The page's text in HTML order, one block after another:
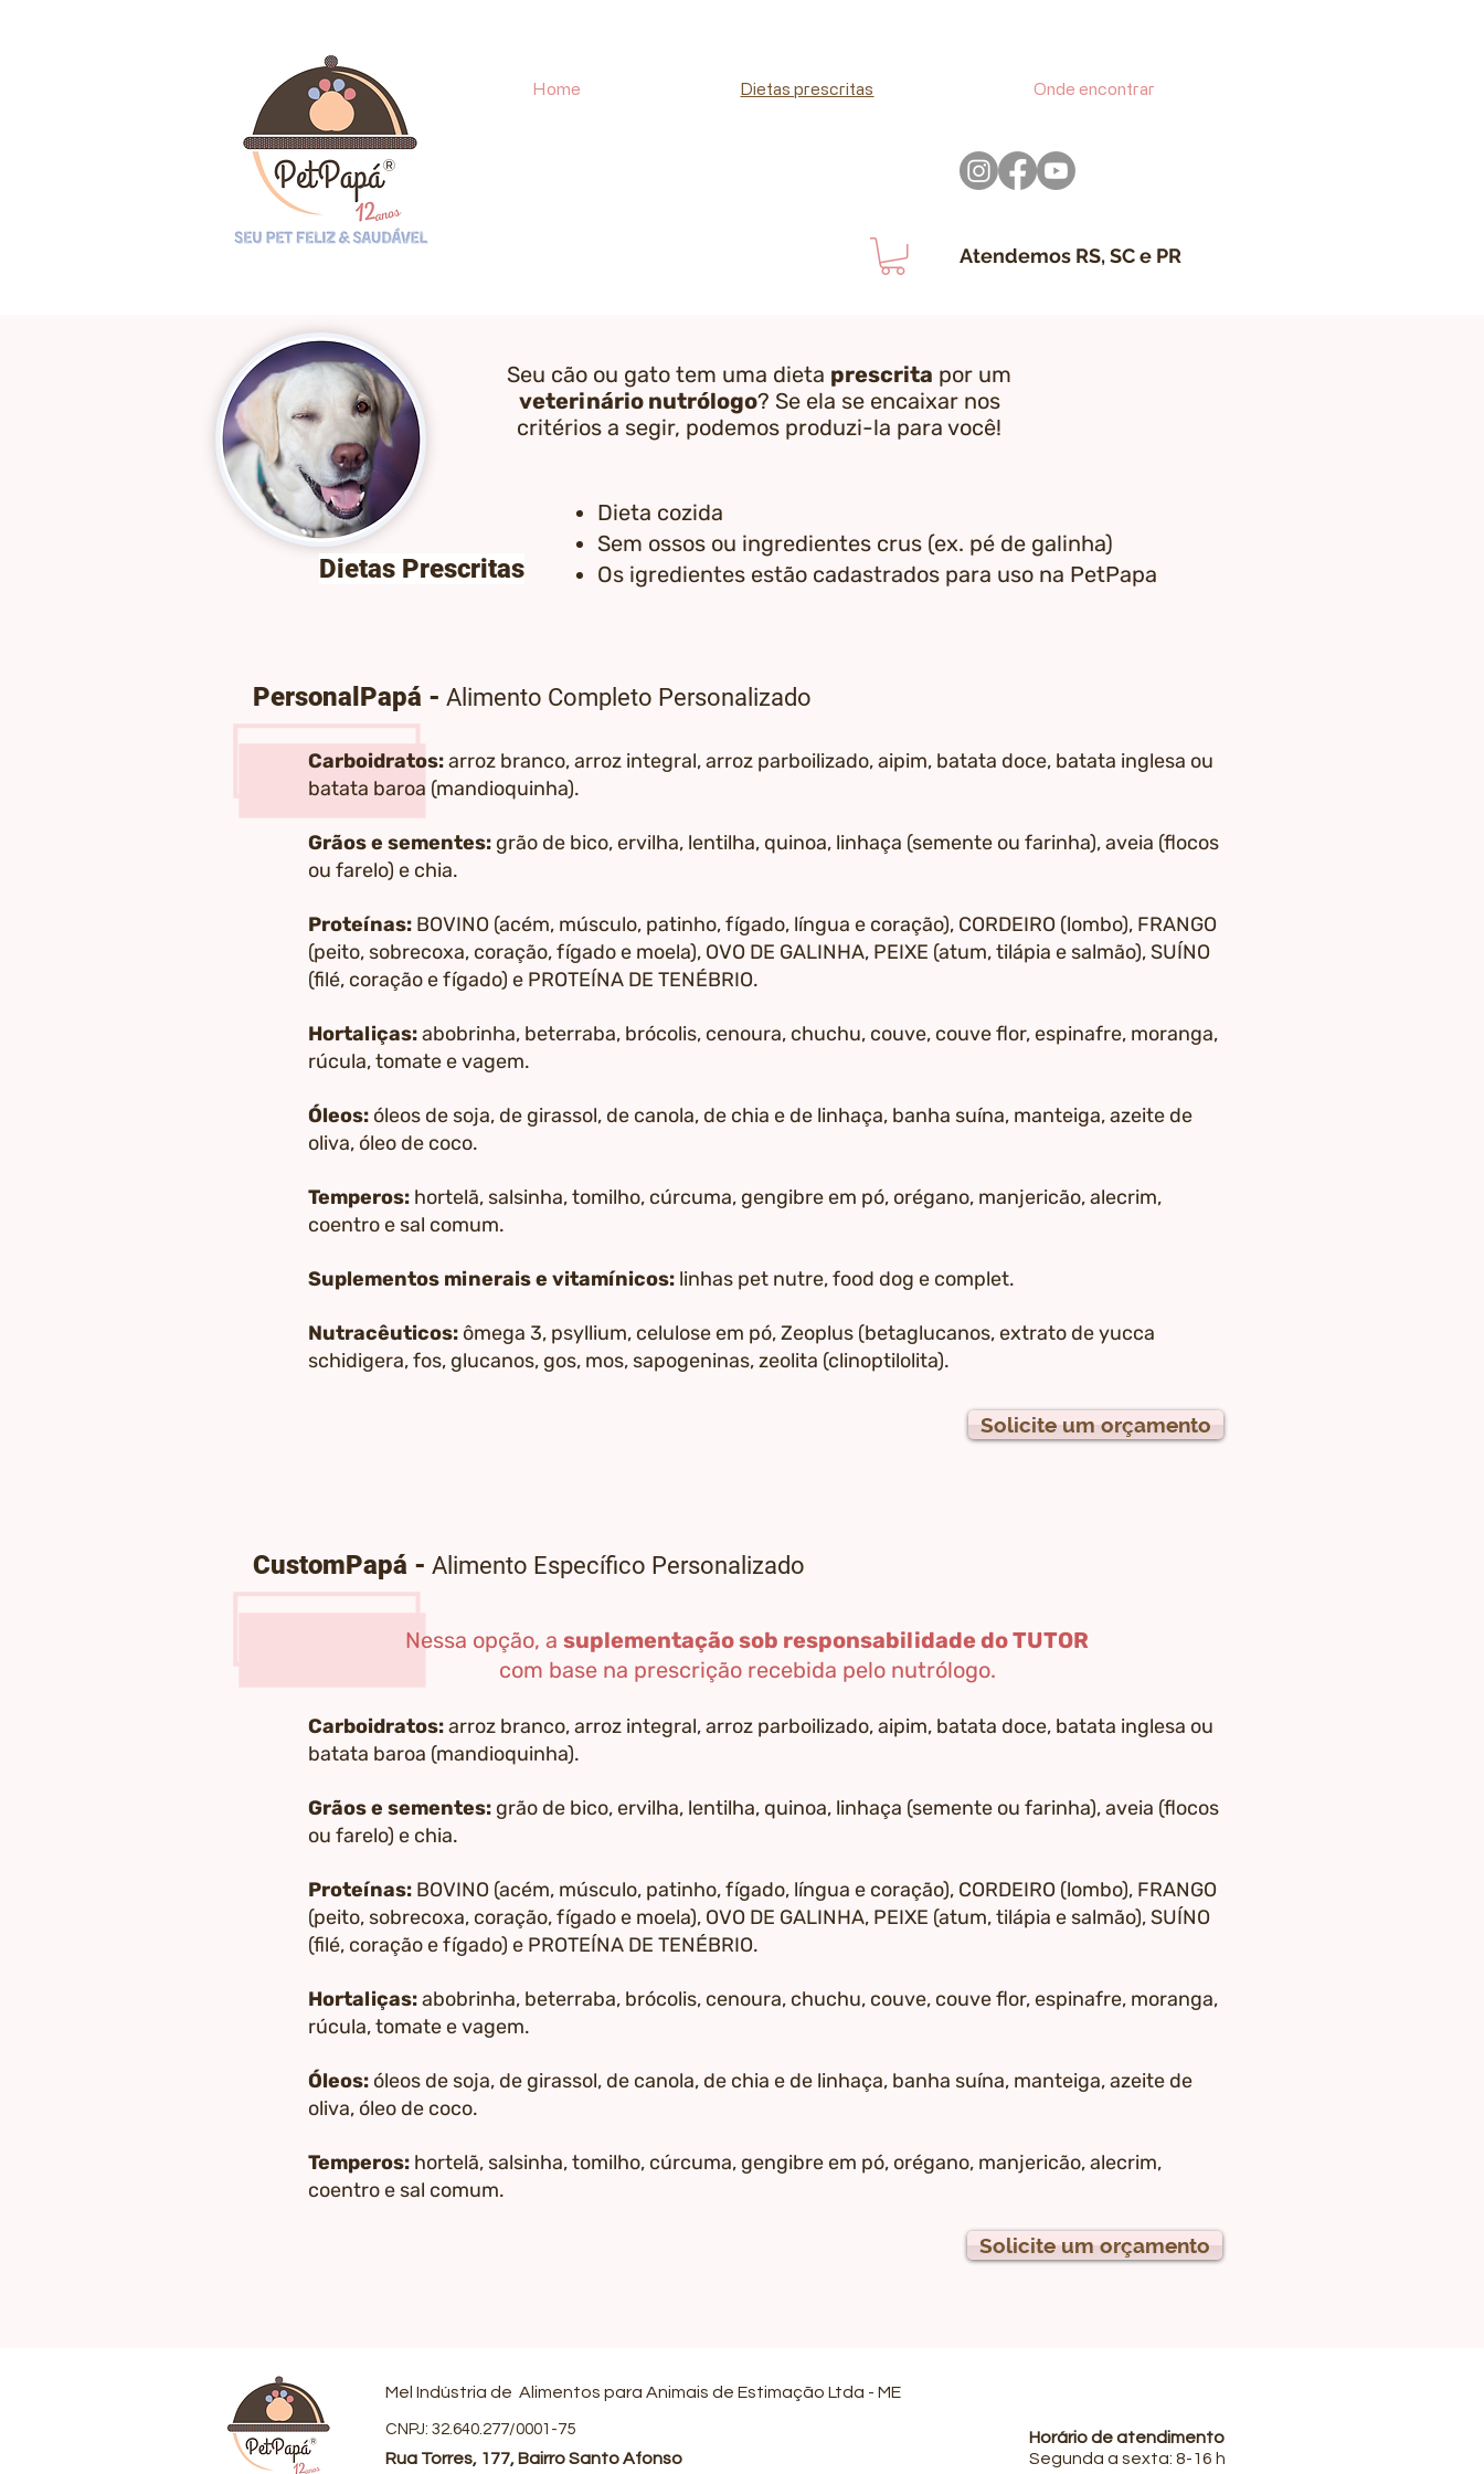
Home Dietas prescritas Onde encontrar
Atendemos​ RS, SC e PR
Dietas Prescritas
Seu cão ou gato tem uma dieta prescrita por um
veterinário nutrólogo? Se ela se encaixar nos
critérios a segir, podemos produzi-la para você!
Dieta cozida
Sem ossos ou ingredientes crus (ex. pé de galinha)
Os igredientes estão cadastrados para uso na PetPapa
Solicite um orçamento
PersonalPapá - Alimento Completo Personalizado
Carboidratos:arroz branco, arroz integral, arroz parboilizado, aipim, batata doce, batata inglesa ou
batata baroa (mandioquinha).
Grãos e sementes: grão de bico, ervilha, lentilha, quinoa, linhaça (semente ou farinha), aveia (flocos
ou farelo) e chia.
Proteínas: BOVINO (acém, músculo, patinho, fígado, língua e coração), CORDEIRO (lombo), FRANGO
(peito, sobrecoxa, coração, fígado e moela), OVO DE GALINHA, PEIXE (atum, tilápia e salmão), SUÍNO
(filé, coração e fígado) e PROTEÍNA DE TENÉBRIO.
Hortaliças:abobrinha, beterraba, brócolis, cenoura, chuchu, couve, couve flor, espinafre, moranga,
rúcula, tomate e vagem.
Óleos: óleos de soja, de girassol, de canola, de chia e de linhaça, banha suína, manteiga, azeite de
oliva, óleo de coco.
Temperos: hortelã, salsinha, tomilho, cúrcuma, gengibre em pó, orégano, manjericão, alecrim,
coentro e sal comum.
Suplementos minerais e vitamínicos: linhas pet nutre, food dog e complet.
Nutracêuticos: ômega 3, psyllium, celulose em pó, Zeoplus (betaglucanos, extrato de yucca
schidigera, fos, glucanos, gos, mos, sapogeninas, zeolita (clinoptilolita).
CustomPapá - Alimento Específico Personalizado
Carboidratos:arroz branco, arroz integral, arroz parboilizado, aipim, batata doce, batata inglesa ou
batata baroa (mandioquinha).
Grãos e sementes: grão de bico, ervilha, lentilha, quinoa, linhaça (semente ou farinha), aveia (flocos
ou farelo) e chia.
Proteínas: BOVINO (acém, músculo, patinho, fígado, língua e coração), CORDEIRO (lombo), FRANGO
(peito, sobrecoxa, coração, fígado e moela), OVO DE GALINHA, PEIXE (atum, tilápia e salmão), SUÍNO
(filé, coração e fígado) e PROTEÍNA DE TENÉBRIO.
Hortaliças:abobrinha, beterraba, brócolis, cenoura, chuchu, couve, couve flor, espinafre, moranga,
rúcula, tomate e vagem.
Óleos: óleos de soja, de girassol, de canola, de chia e de linhaça, banha suína, manteiga, azeite de
oliva, óleo de coco.
Temperos: hortelã, salsinha, tomilho, cúrcuma, gengibre em pó, orégano, manjericão, alecrim,
coentro e sal comum.
Nessa opção, a suplementação sob responsabilidade do TUTOR
com base na prescrição recebida pelo nutrólogo.
Solicite um orçamento
Mel Indústria de Alimentos para Animais de Estimação Ltda - ME
CNPJ: 32.640.277/0001-75
Rua Torres, 177, Bairro Santo Afonso
Horário de atendimento
Segunda a sexta: 8-16 h